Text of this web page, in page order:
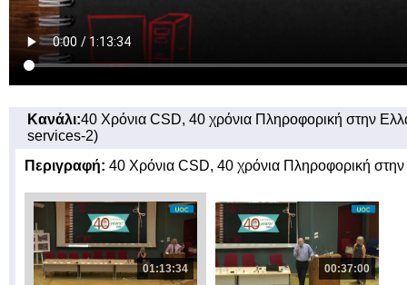
Κανάλι:40 Χρόνια CSD, 40 χρόνια Πληροφορική στην
services-2)
Περιγραφή: 40 Χρόνια CSD, 40 χρόνια Πληροφορική
01:13:34 00:37:00